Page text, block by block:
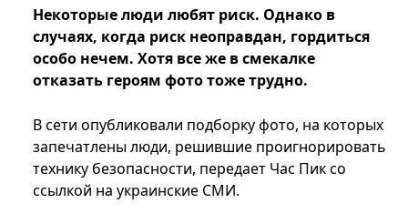
Некоторые люди любят риск. Однако в
случаях, когда риск неоправдан, гордиться
особо нечем. Хотя все же в смекалке
отказать героям фото тоже трудно.
В сети опубликовали подборку фото, на которых
запечатлены люди, решившие проигнорировать
технику безопасности, передает Час Пик со
ссылкой на украинские СМИ.